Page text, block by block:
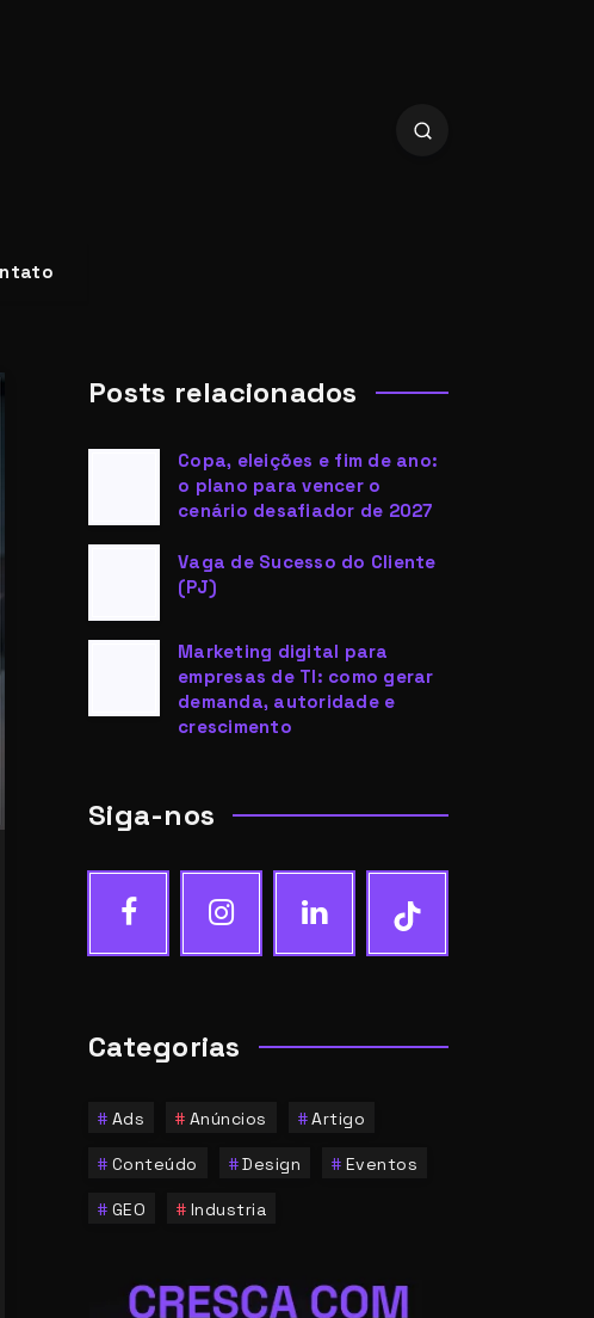
Posts relacionados
Copa, eleições e fim de ano:
o plano para vencer o
cenário desafiador de 2027
Vaga de Sucesso do Cliente
(PJ)
Marketing digital para
empresas de TI: como gerar
demanda, autoridade e
crescimento
Siga-nos
Categorias
Ads Anúncios Artigo
Conteúdo Design Eventos
GEO Industria